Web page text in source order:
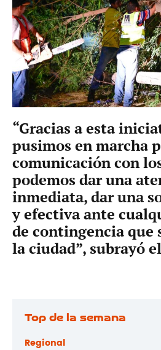
“Gracias a esta
pusimos en marcha
comunicación con
podemos dar una
inmediata, dar una
y efectiva ante
de contingencia que
la ciudad”, subrayó
Top de la semana
Regional